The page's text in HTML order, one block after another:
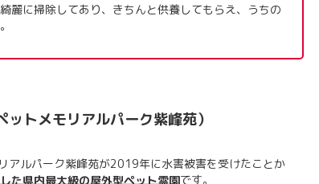
麗に掃除してあり、きちんと供養してもらえ、うちの
トメモリアルパーク紫峰苑）
アルパーク紫峰苑が2019年に水害被害を受けたことか
た県内最大級の屋外型ペット霊園です。